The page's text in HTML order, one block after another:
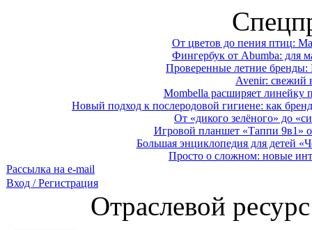
От цветов до пения птиц:
Фингербук от Abumba: для
Проверенные летние
Avenir: свежий
Mombella расширяет линейку
Новый подход к послеродовой гигиене: как
От «дикого зелёного» до
Игровой планшет «Таппи 9в1»
Большая энциклопедия для детей
Просто о сложном: новые
Рассылка на e-mail
Вход / Регистрация
Отраслевой